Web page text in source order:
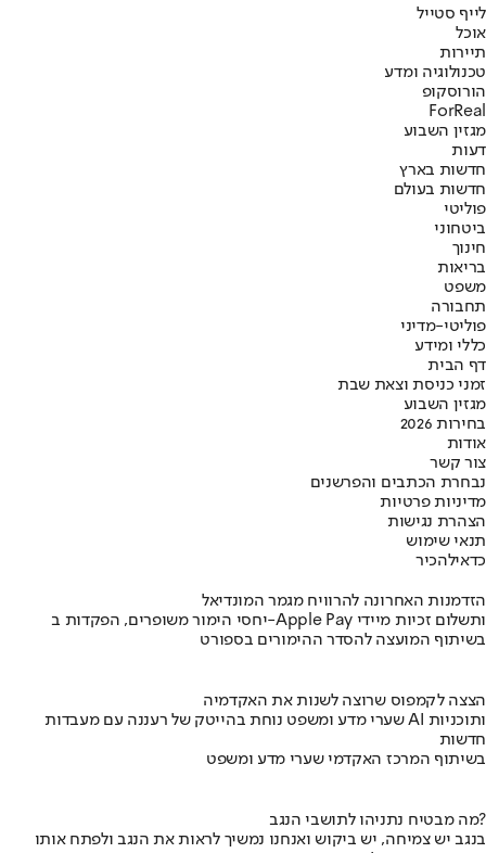
לייף סטייל
אוכל
תיירות
טכנולוגיה ומדע
הורוסקופ
ForReal
מגזין השבוע
דעות
חדשות בארץ
חדשות בעולם
פוליטי
ביטחוני
חינוך
בריאות
משפט
תחבורה
פוליטי-מדיני
כללי ומידע
דף הבית
זמני כניסת וצאת שבת
מגזין השבוע
בחירות 2026
אודות
צור קשר
נבחרת הכתבים והפרשנים
מדיניות פרטיות
הצהרת נגישות
תנאי שימוש
כדאילהכיר
הזדמנות האחרונה להרוויח מגמר המונדיאל
יחסי הימור משופרים, הפקדות ב-Apple Pay ותשלום זכיות מיידי
בשיתוף המועצה להסדר ההימורים בספורט
הצצה לקמפוס שרוצה לשנות את האקדמיה
שערי מדע ומשפט נוחת בהייטק של רעננה עם מעבדות AI ותוכניות
חדשות
בשיתוף המרכז האקדמי שערי מדע ומשפט
מה מבטיח נתניהו לתושבי הנגב?
בנגב יש צמיחה, יש ביקוש ואנחנו נמשיך לראות את הנגב ולפתח אותו